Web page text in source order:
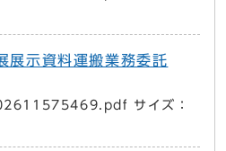
展示資料運搬業務委託
サイズ：